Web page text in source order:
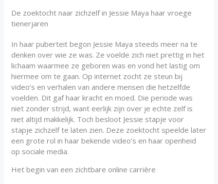
De zoektocht naar zichzelf in Jessie Maya haar vroege
tienerjaren
In haar puberteit begon Jessie Maya steeds meer na te
denken over wie ze was. Ze voelde zich niet prettig in het
lichaam waarmee ze geboren was en vond het lastig om
hiermee om te gaan. Op internet zocht ze steun bij
video’s en verhalen van andere mensen die hetzelfde
voelden. Dit gaf haar kracht en moed. Die periode was
niet zonder strijd, want eerlijk zijn over je echte zelf is
niet altijd makkelijk. Toch besloot Jessie stapje voor
stapje zichzelf te laten zien. Deze zoektocht speelde later
een grote rol in haar bekende video’s en haar openheid
op sociale media.
Het begin van een zichtbare online carrière